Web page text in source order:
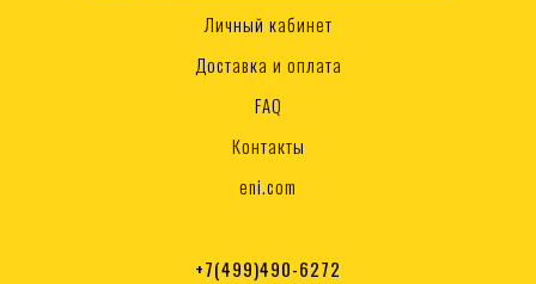
Личный кабинет
Доставка и оплата
FAQ
Контакты
eni.com
+7(499)490-6272